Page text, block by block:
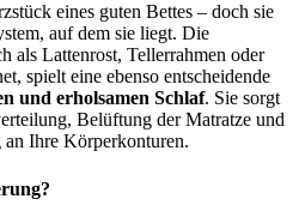
eines guten Bettes – doch sie
auf dem sie liegt. Die
als Lattenrost, Tellerrahmen oder
spielt eine ebenso entscheidende
und erholsamen Schlaf. Sie sorgt
Belüftung der Matratze und
Ihre Körperkonturen.